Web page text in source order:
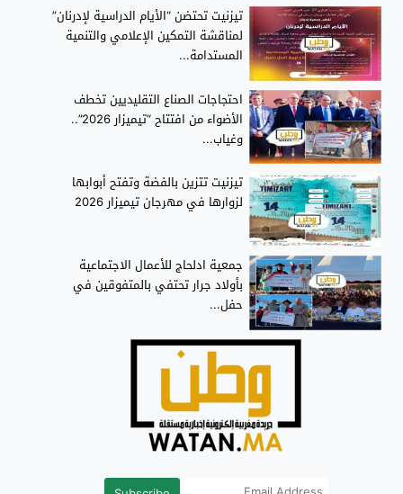
تيزنيت تحتضن “الأيام الدراسية لإدرنان”
لمناقشة التمكين الإعلامي والتنمية
المستدامة...
احتجاجات الصناع التقليديين تخطف
الأضواء من افتتاح “تيميزار 2026”..
وغياب...
تيزنيت تتزين بالفضة وتفتح أبوابها
لزوارها في مهرجان تيميزار 2026
جمعية ادلحاج للأعمال الاجتماعية
بأولاد جرار تحتفي بالمتفوقين في
حفل...